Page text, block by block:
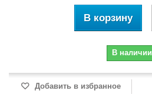
В корзину
В наличии
Добавить в избранное